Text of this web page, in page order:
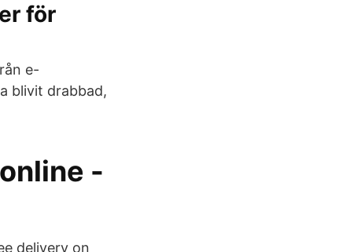
för
e-
blivit drabbad,
-
delivery on